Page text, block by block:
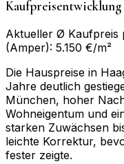
Kaufpreisentwicklung
Aktueller Ø Kaufpreis
(Amper): 5.150 €/m²
Die Hauspreise in
Jahre deutlich
München, hoher
Wohneigentum und
starken Zuwächsen
leichte Korrektur,
fester zeigte.